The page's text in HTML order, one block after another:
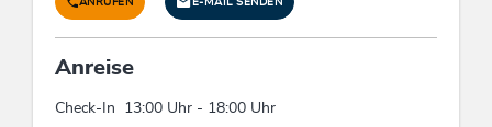
Motorrad, Satelliten-TV, Gästekühlschrank,
Fernsehraum, Eigene Almhütte,
Internetbenutzung gebührenfrei, WiFi, Haustiere
nicht erlaubt, Heizung, Schuhtrockner
ANRUFEN E-MAIL SENDEN
Anreise
Check-In 13:00 Uhr - 18:00 Uhr